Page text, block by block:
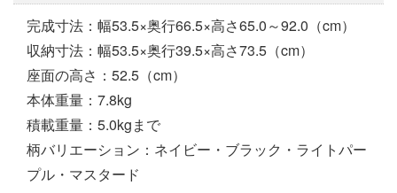
完成寸法：幅53.5×奥行66.5×高さ65.0～92.0（cm）
収納寸法：幅53.5×奥行39.5×高さ73.5（cm）
座面の高さ：52.5（cm）
本体重量：7.8kg
積載重量：5.0kgまで
柄バリエーション：ネイビー・ブラック・ライトパー
プル・マスタード